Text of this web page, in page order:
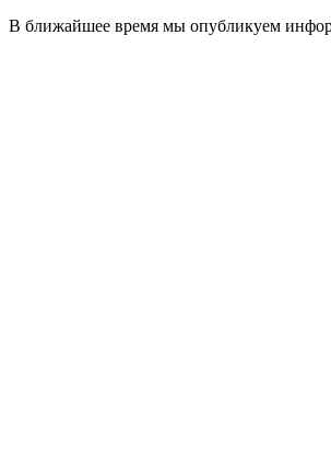
В ближайшее время мы опубликуем